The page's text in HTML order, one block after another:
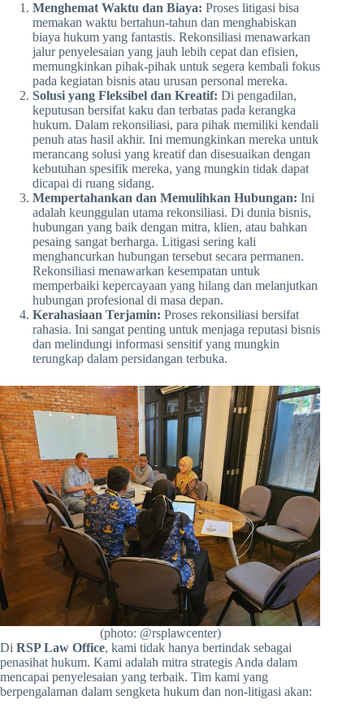
Menghemat Waktu dan Biaya: Proses litigasi bisa
memakan waktu bertahun-tahun dan menghabiskan
biaya hukum yang fantastis. Rekonsiliasi menawarkan
jalur penyelesaian yang jauh lebih cepat dan efisien,
memungkinkan pihak-pihak untuk segera kembali fokus
pada kegiatan bisnis atau urusan personal mereka.
Solusi yang Fleksibel dan Kreatif: Di pengadilan,
keputusan bersifat kaku dan terbatas pada kerangka
hukum. Dalam rekonsiliasi, para pihak memiliki kendali
penuh atas hasil akhir. Ini memungkinkan mereka untuk
merancang solusi yang kreatif dan disesuaikan dengan
kebutuhan spesifik mereka, yang mungkin tidak dapat
dicapai di ruang sidang.
Mempertahankan dan Memulihkan Hubungan: Ini
adalah keunggulan utama rekonsiliasi. Di dunia bisnis,
hubungan yang baik dengan mitra, klien, atau bahkan
pesaing sangat berharga. Litigasi sering kali
menghancurkan hubungan tersebut secara permanen.
Rekonsiliasi menawarkan kesempatan untuk
memperbaiki kepercayaan yang hilang dan melanjutkan
hubungan profesional di masa depan.
Kerahasiaan Terjamin: Proses rekonsiliasi bersifat
rahasia. Ini sangat penting untuk menjaga reputasi bisnis
dan melindungi informasi sensitif yang mungkin
terungkap dalam persidangan terbuka.
(photo: @rsplawcenter)
Di RSP Law Office, kami tidak hanya bertindak sebagai
penasihat hukum. Kami adalah mitra strategis Anda dalam
mencapai penyelesaian yang terbaik. Tim kami yang
berpengalaman dalam sengketa hukum dan non-litigasi akan: